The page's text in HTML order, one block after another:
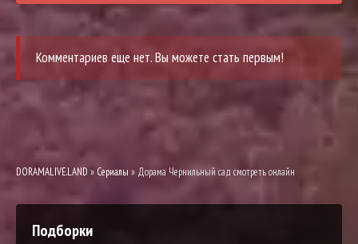
Комментариев еще нет. Вы можете стать первым!
DORAMALIVE.LAND » Сериалы » Дорама Чернильный сад смотреть онлайн
Подборки